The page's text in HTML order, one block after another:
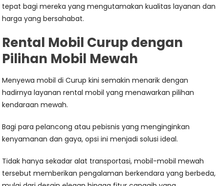
tepat bagi mereka yang mengutamakan kualitas layanan dan
harga yang bersahabat.
Rental Mobil Curup dengan
Pilihan Mobil Mewah
Menyewa mobil di Curup kini semakin menarik dengan
hadirnya layanan rental mobil yang menawarkan pilihan
kendaraan mewah.
Bagi para pelancong atau pebisnis yang menginginkan
kenyamanan dan gaya, opsi ini menjadi solusi ideal.
Tidak hanya sekadar alat transportasi, mobil-mobil mewah
tersebut memberikan pengalaman berkendara yang berbeda,